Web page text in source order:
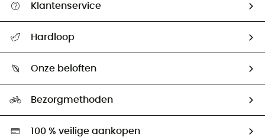
Klantenservice
Retourzendingen & Terugbetalingen
Hardloop
Ambassadeurs
Onze beloften
Hardgreen
Bezorgmethoden
100 % veilige aankopen